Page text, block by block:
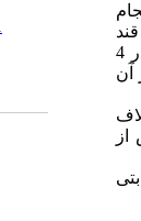
خون و هموگلوبین گلیکوزیله گرفته شد و همچنین پرسشنامه کیفیت زندگی را تکمیل نمودند، کلیه مشارکت کنندگان در قالب هشت گروه در 4
آن
از